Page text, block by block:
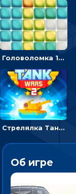
Головоломка 10х10
Стрелялка Танковые войны: бить по танку врага, чтобы уничтожить зло
Об игре